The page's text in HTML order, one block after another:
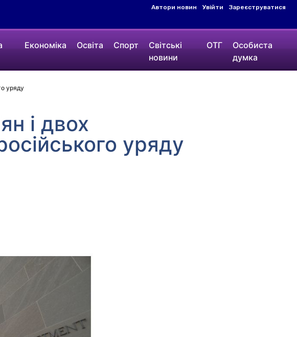
Автори новин Увійти Зареєструватися
Економіка Освіта Спорт
Світські
новини
ОТГ
Особиста
думка
уряду
і двох
уряду